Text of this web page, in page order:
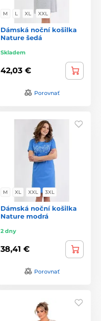
M L XL XXL
Dámská noční košilka
Nature šedá
Skladem
42,03 €
Porovnať
M XL XXL 3XL
Dámská noční košilka
Nature modrá
2 dny
38,41 €
Porovnať